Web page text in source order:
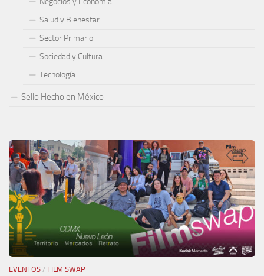
Salud y Bienestar
Sector Primario
Sociedad y Cultura
Tecnología
Sello Hecho en México
EVENTOS / FILM SWAP